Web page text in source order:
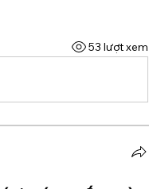
53 lượt xem